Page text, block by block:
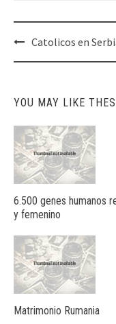
Post
navigation
Catolicos en
YOU MAY LIKE
6.500 genes humanos
y femenino
Matrimonio Rumania